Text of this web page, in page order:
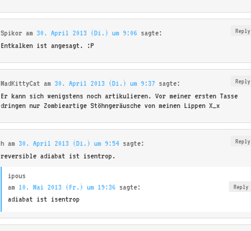
Spikor am 30. April 2013 (Di.) um 9:06 sagte: Reply
Entkalken ist angesagt. :P
MadKittyCat am 30. April 2013 (Di.) um 9:37 sagte: Reply
Er kann sich wenigstens noch artikulieren. Vor meiner ersten Tasse
dringen nur Zombieartige Stöhngeräusche von meinen Lippen X_x
h am 30. April 2013 (Di.) um 9:54 sagte: Reply
reversible adiabat ist isentrop.
ipous
am 10. Mai 2013 (Fr.) um 19:36 sagte: Reply
adiabat ist isentrop